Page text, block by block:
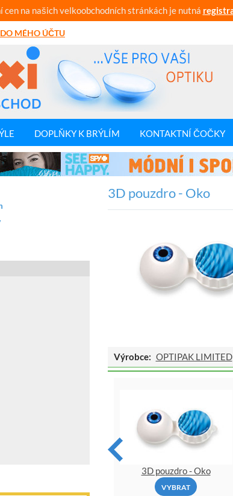
cen na našich velkoobchodních stránkách je nutná
MÉHO ÚČTU
DOPLŇKY K BRÝLÍM KONTAKTNÍ ČOČKY
3D pouzdro - Oko
Výrobce: OPTIPAK LIMITED
3D pouzdro - Oko
VYBRAT